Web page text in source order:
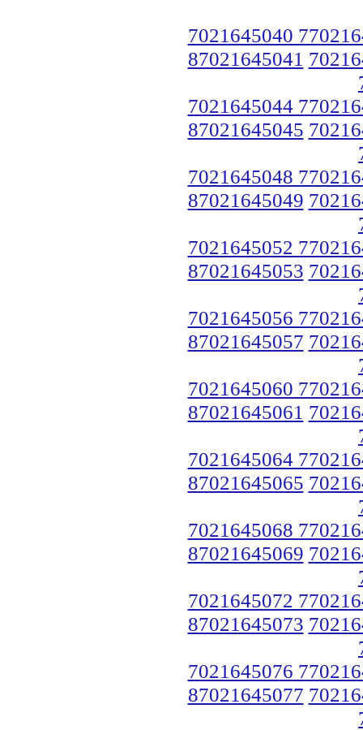
7021645040
87021645041
7021645044
87021645045
7021645048
87021645049
7021645052
87021645053
7021645056
87021645057
7021645060
87021645061
7021645064
87021645065
7021645068
87021645069
7021645072
87021645073
7021645076
87021645077